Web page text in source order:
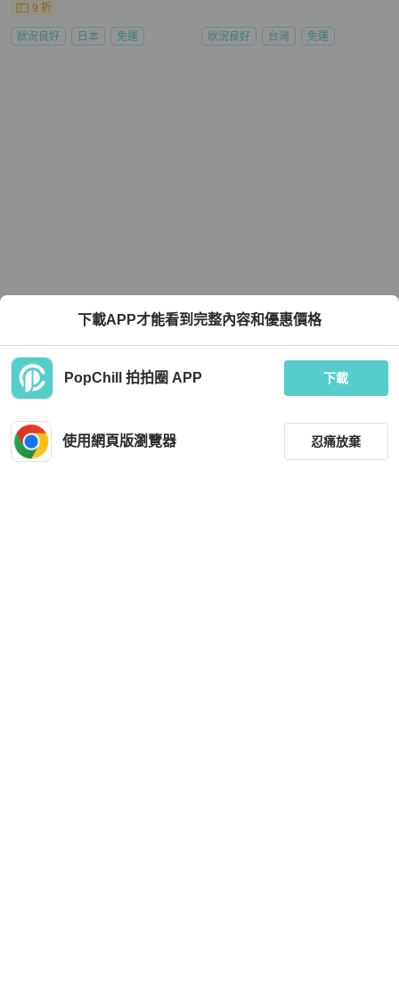
9 折
狀況良好 日本 免運 狀況良好 台灣 免運
下載APP才能看到完整內容和優惠價格
PopChill 拍拍圈 APP 下載
使用網頁版瀏覽器 忍痛放棄